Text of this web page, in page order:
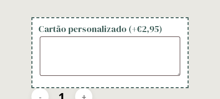
Cartão personalizado (+€2,95)